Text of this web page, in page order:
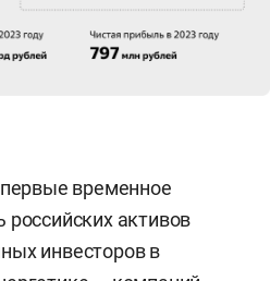
временное
российских активов
инвесторов в